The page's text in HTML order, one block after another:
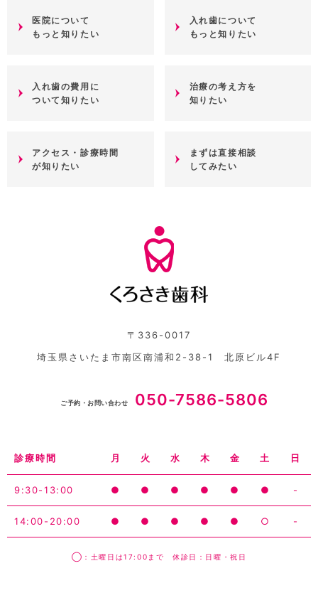
医院について
もっと知りたい
入れ歯について
もっと知りたい
入れ歯の費用に
ついて知りたい
治療の考え方を
知りたい
アクセス・診療時間
が知りたい
まずは直接相談
してみたい
〒336-0017
埼玉県さいたま市南区南浦和2-38-1 北原ビル4F
ご予約・お問い合わせ 050-7586-5806
診療時間 月 火 水 木 金 土 日
9:30-13:00 ● ● ● ● ● ● -
14:00-20:00 ● ● ● ● ● ○ -
◯：土曜日は17:00まで 休診日：日曜・祝日